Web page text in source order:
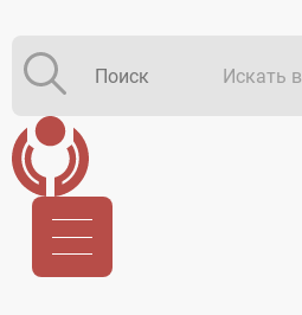
Искать в